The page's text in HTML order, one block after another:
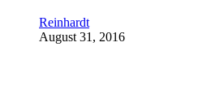
Reinhardt
August 31, 2016